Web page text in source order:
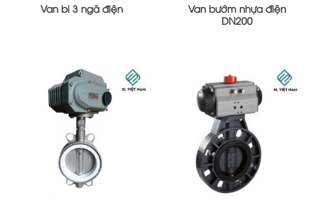
Van bi 3 ngã điện
Van bướm nhựa điện
DN200